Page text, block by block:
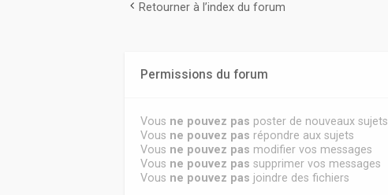
Retourner à l’index du forum
Permissions du forum
Vous ne pouvez pas poster de nouveaux sujets
Vous ne pouvez pas répondre aux sujets
Vous ne pouvez pas modifier vos messages
Vous ne pouvez pas supprimer vos messages
Vous ne pouvez pas joindre des fichiers